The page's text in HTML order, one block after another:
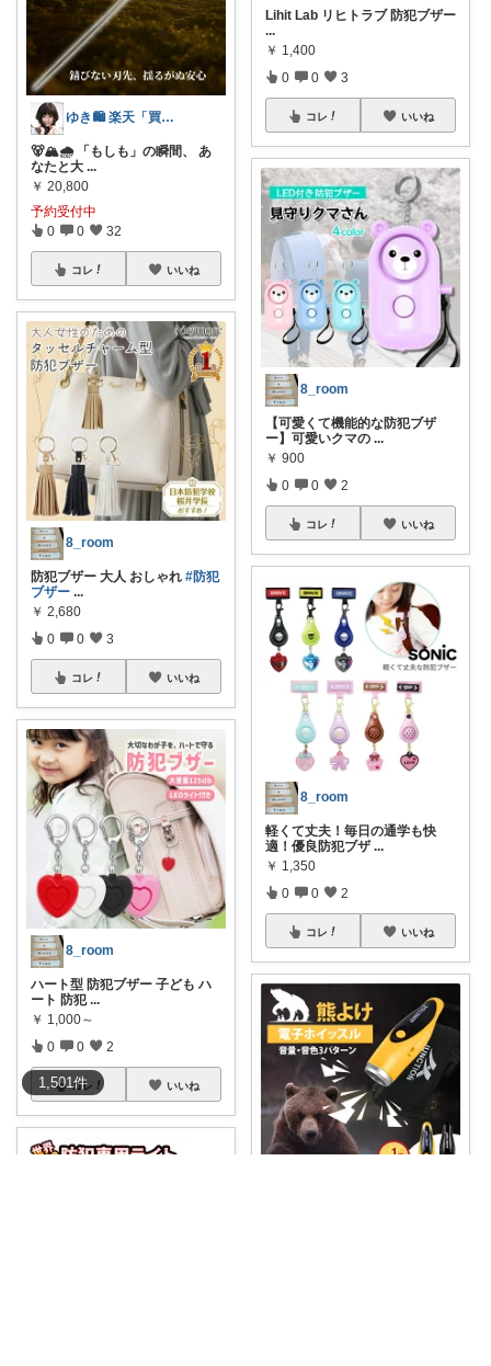
1,501件
ゆき🛍️ 楽天「買ってよかった」を厳選
🐻🏔️🌧️ 「もしも」の瞬間、 あ
なたと大 ...
￥ 20,800
予約受付中
0 0 32
コレ いいね
8_room
防犯ブザー 大人 おしゃれ #防犯
ブザー ...
￥ 2,680
0 0 3
コレ いいね
8_room
ハート型 防犯ブザー 子ども ハ
ート 防犯 ...
￥ 1,000～
0 0 2
コレ いいね
Lihit Lab リヒトラブ 防犯ブザー
...
￥ 1,400
0 0 3
コレ いいね
8_room
【可愛くて機能的な防犯ブザ
ー】可愛いクマの ...
￥ 900
0 0 2
コレ いいね
8_room
軽くて丈夫！毎日の通学も快
適！優良防犯ブザ ...
￥ 1,350
0 0 2
コレ いいね